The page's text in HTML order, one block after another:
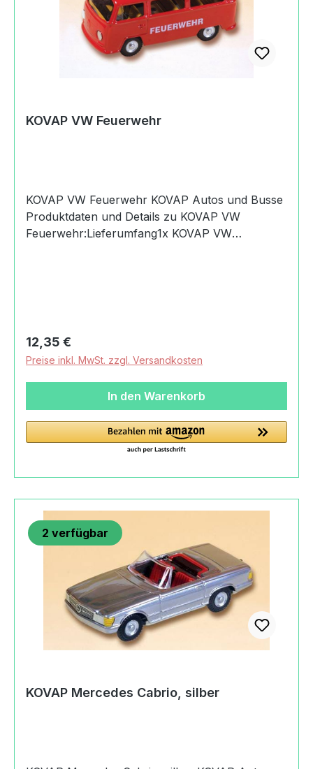
KOVAP VW Feuerwehr
KOVAP VW Feuerwehr KOVAP Autos und Busse
Produktdaten und Details zu KOVAP VW
Feuerwehr:Lieferumfang1x KOVAP VW
Hersteller (Informationspflichten zur GPSR
Produktsicherheitsverordnung) KOVAP Náchod,
s.r.o.Bítouchovská47301 Semily, Czech
Republic+420 481 625 590filip.klepek@kovap.cz
https://eshop.kovap.cz
Regulärer Preis:
12,35 €
Preise inkl. MwSt. zzgl. Versandkosten
In den Warenkorb
2 verfügbar
KOVAP Mercedes Cabrio, silber